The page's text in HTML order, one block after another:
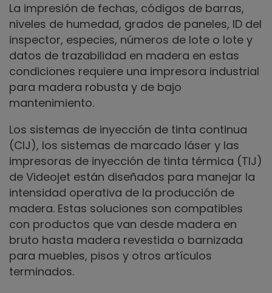
La impresión de fechas, códigos de barras,
niveles de humedad, grados de paneles, ID del
inspector, especies, números de lote o lote y
datos de trazabilidad en madera en estas
condiciones requiere una impresora industrial
para madera robusta y de bajo
mantenimiento.
Los sistemas de inyección de tinta continua
(CIJ), los sistemas de marcado láser y las
impresoras de inyección de tinta térmica (TIJ)
de Videojet están diseñados para manejar la
intensidad operativa de la producción de
madera. Estas soluciones son compatibles
con productos que van desde madera en
bruto hasta madera revestida o barnizada
para muebles, pisos y otros artículos
terminados.